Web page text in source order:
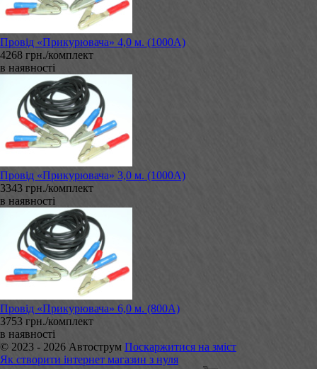
Провід «Прикурювача» 4,0 м. (1000А)
4268 грн./комплект
в наявності
Провід «Прикурювача» 3,0 м. (1000А)
3343 грн./комплект
в наявності
Провід «Прикурювача» 6,0 м. (800А)
3753 грн./комплект
в наявності
© 2023 - 2026 Автострум Поскаржитися на зміст
Як створити інтернет магазин з нуля